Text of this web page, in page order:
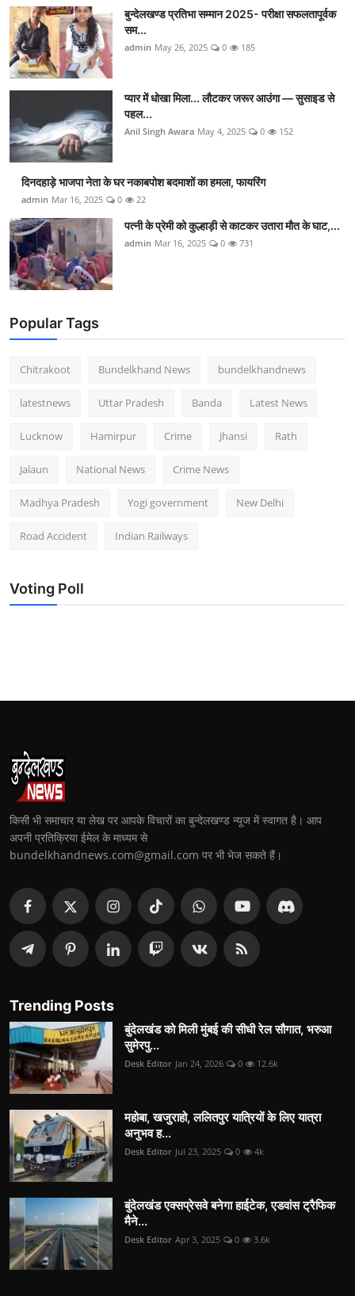
बुन्देलखण्ड प्रतिभा सम्मान 2025- परीक्षा सफलतापूर्वक
सम...
admin May 26, 2025 0 185
प्यार में धोखा मिला... लौटकर जरूर आउंगा — सुसाइड से
पहल...
Anil Singh Awara May 4, 2025 0 152
दिनदहाड़े भाजपा नेता के घर नकाबपोश बदमाशों का हमला, फायरिंग
admin Mar 16, 2025 0 22
पत्नी के प्रेमी को कुल्हाड़ी से काटकर उतारा मौत के घाट,...
admin Mar 16, 2025 0 731
Popular Tags
Chitrakoot Bundelkhand News bundelkhandnews
latestnews Uttar Pradesh Banda Latest News
Lucknow Hamirpur Crime Jhansi Rath
Jalaun National News Crime News
Madhya Pradesh Yogi government New Delhi
Road Accident Indian Railways
Voting Poll
किसी भी समाचार या लेख पर आपके विचारों का बुन्देलखण्ड न्यूज में स्वागत है। आप
अपनी प्रतिक्रिया ईमेल के माध्यम से
bundelkhandnews.com@gmail.com पर भी भेज सकते हैं।
Trending Posts
बुंदेलखंड को मिली मुंबई की सीधी रेल सौगात, भरुआ
सुमेरपु...
Desk Editor Jan 24, 2026 0 12.6k
महोबा, खजुराहो, ललितपुर यात्रियों के लिए यात्रा
अनुभव ह...
Desk Editor Jul 23, 2025 0 4k
बुंदेलखंड एक्सप्रेसवे बनेगा हाईटेक, एडवांस ट्रैफिक
मैने...
Desk Editor Apr 3, 2025 0 3.6k